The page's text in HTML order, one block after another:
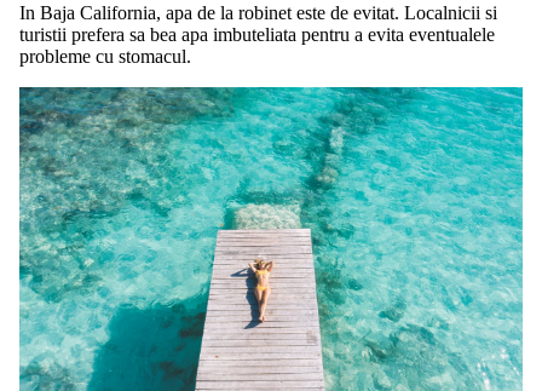
In Baja California, apa de la robinet este de evitat. Localnicii si
turistii prefera sa bea apa imbuteliata pentru a evita eventualele
probleme cu stomacul.